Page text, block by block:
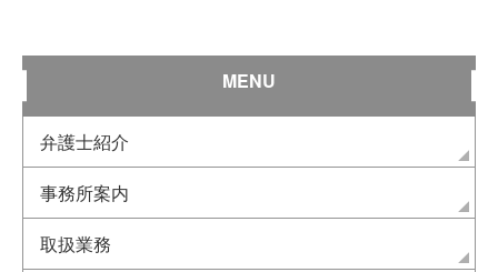
MENU
弁護士紹介
事務所案内
取扱業務